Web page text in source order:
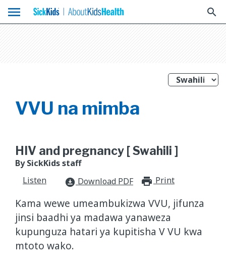
menu search
VVU na mimba
HIV and pregnancy [ Swahili ]
By SickKids staff
Listen
download_for_offline Download PDF Print
Kama wewe umeambukizwa VVU, jifunza
jinsi baadhi ya madawa yanaweza
kupunguza hatari ya kupitisha V VU kwa
mtoto wako.